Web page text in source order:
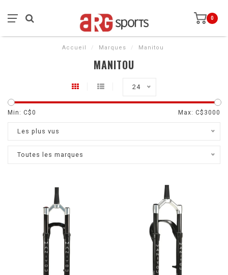
0
Accueil / Marques / Manitou
MANITOU
24
Min: C$0 Max: C$ 3000
Les plus vus
Toutes les marques